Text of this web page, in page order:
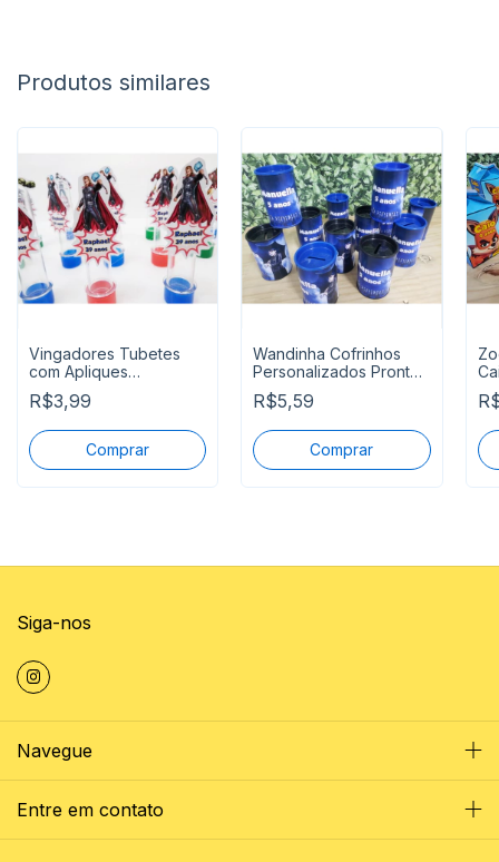
Produtos similares
Vingadores Tubetes
com Apliques
Personalizado
R$3,99
Wandinha Cofrinhos
Personalizados Pronta
Entrega
R$5,59
Siga-nos
Navegue
Entre em contato